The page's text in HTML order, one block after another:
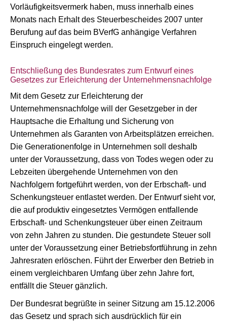
Vorläufigkeitsvermerk haben, muss innerhalb eines
Monats nach Erhalt des Steuerbescheides 2007 unter
Berufung auf das beim BVerfG anhängige Verfahren
Einspruch eingelegt werden.
Entschließung des Bundesrates zum Entwurf eines
Gesetzes zur Erleichterung der Unternehmensnachfolge
Mit dem Gesetz zur Erleichterung der
Unternehmensnachfolge will der Gesetzgeber in der
Hauptsache die Erhaltung und Sicherung von
Unternehmen als Garanten von Arbeitsplätzen erreichen.
Die Generationenfolge in Unternehmen soll deshalb
unter der Voraussetzung, dass von Todes wegen oder zu
Lebzeiten übergehende Unternehmen von den
Nachfolgern fortgeführt werden, von der Erbschaft- und
Schenkungsteuer entlastet werden. Der Entwurf sieht vor,
die auf produktiv eingesetztes Vermögen entfallende
Erbschaft- und Schenkungsteuer über einen Zeitraum
von zehn Jahren zu stunden. Die gestundete Steuer soll
unter der Voraussetzung einer Betriebsfortführung in zehn
Jahresraten erlöschen. Führt der Erwerber den Betrieb in
einem vergleichbaren Umfang über zehn Jahre fort,
entfällt die Steuer gänzlich.
Der Bundesrat begrüßte in seiner Sitzung am 15.12.2006
das Gesetz und sprach sich ausdrücklich für ein